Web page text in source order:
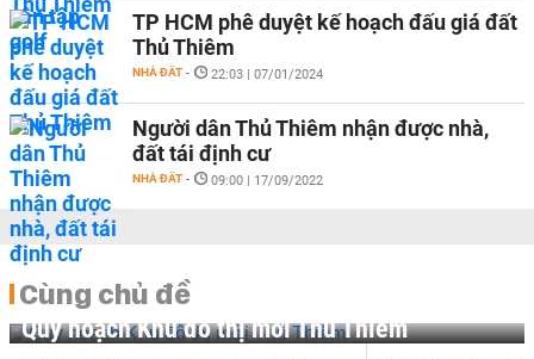
TP HCM phê duyệt kế hoạch đấu giá đất
Thủ Thiêm
NHÀ ĐẤT - 22:03 | 07/01/2024
Người dân Thủ Thiêm nhận được nhà,
đất tái định cư
NHÀ ĐẤT - 09:00 | 17/09/2022
Cùng chủ đề
Quy hoạch Khu đô thị mới Thủ Thiêm